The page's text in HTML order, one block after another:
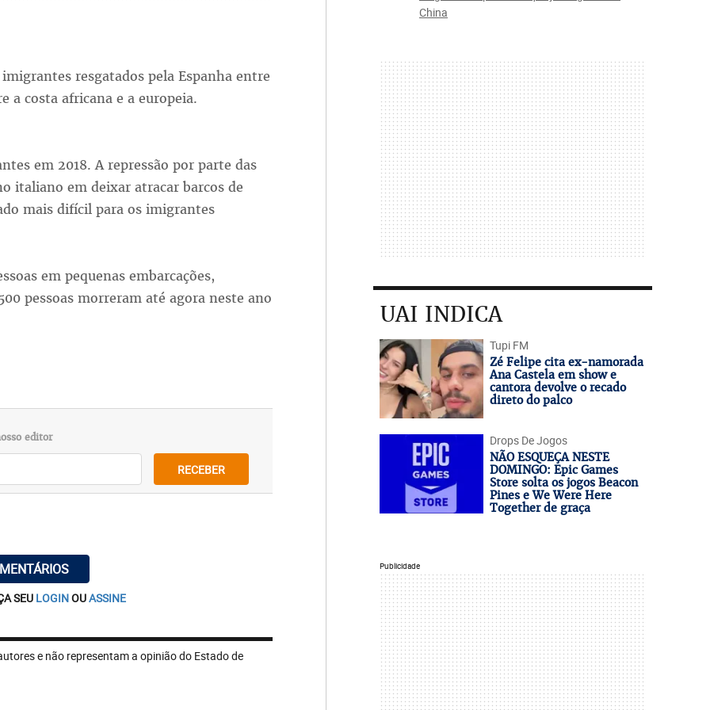
resgatados pela Espanha entre
a costa africana e a europeia.
em 2018. A repressão por parte das
italiano em deixar atracar barcos de
mais difícil para os imigrantes
em pequenas embarcações,
pessoas morreram até agora neste ano
editor
RECEBER
SEU LOGINOUASSINE
e não representam a opinião do Estado de
China
UAI INDICA
Tupi FM
Zé Felipe cita ex-namorada
Ana Castela em show e
cantora devolve o recado
direto do palco
Drops De Jogos
NÃO ESQUEÇA NESTE
DOMINGO: Epic Games
Store solta os jogos Beacon
Pines e We Were Here
Together de graça
Publicidade